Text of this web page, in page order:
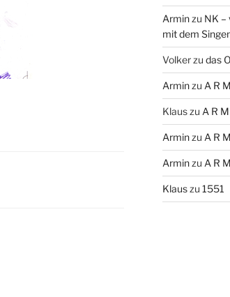
Arminzu NK –
mit dem
Volkerzu das
Arminzu A R
Klauszu A R
Arminzu A R
Arminzu A R
Klauszu 1551